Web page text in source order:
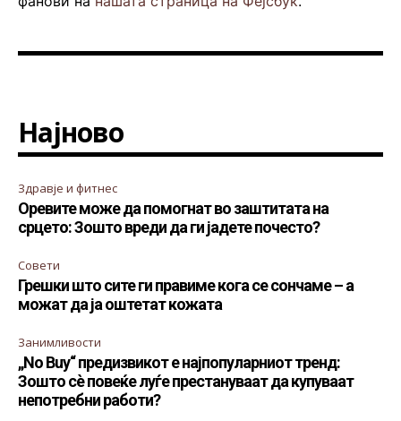
Најново
Здравје и фитнес
Оревите може да помогнат во заштитата на
срцето: Зошто вреди да ги јадете почесто?
Совети
Грешки што сите ги правиме кога се сончаме – а
можат да ја оштетат кожата
Занимливости
„No Buy“ предизвикот е најпопуларниот тренд:
Зошто сè повеќе луѓе престануваат да купуваат
непотребни работи?